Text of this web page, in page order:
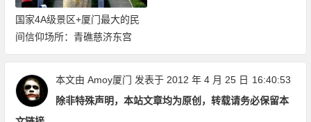
国家4A级景区+厦门最大的民
间信仰场所：青礁慈济东宫
本文由 Amoy厦门 发表于 2012 年 4 月 25 日 16:40:53
除非特殊声明，本站文章均为原创，转载请务必保留本